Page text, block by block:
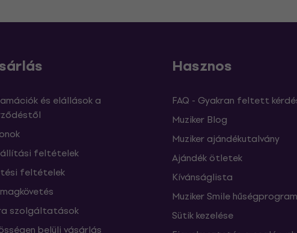
és elállások a
feltételek
feltételek
szolgáltatások
belüli vásárlás
Hasznos
FAQ - Gyakran feltett
Muziker Blog
Muziker ajándékutalvány
Ajándék ötletek
Kívánságlista
Muziker Smile hűségprogram
Sütik kezelése